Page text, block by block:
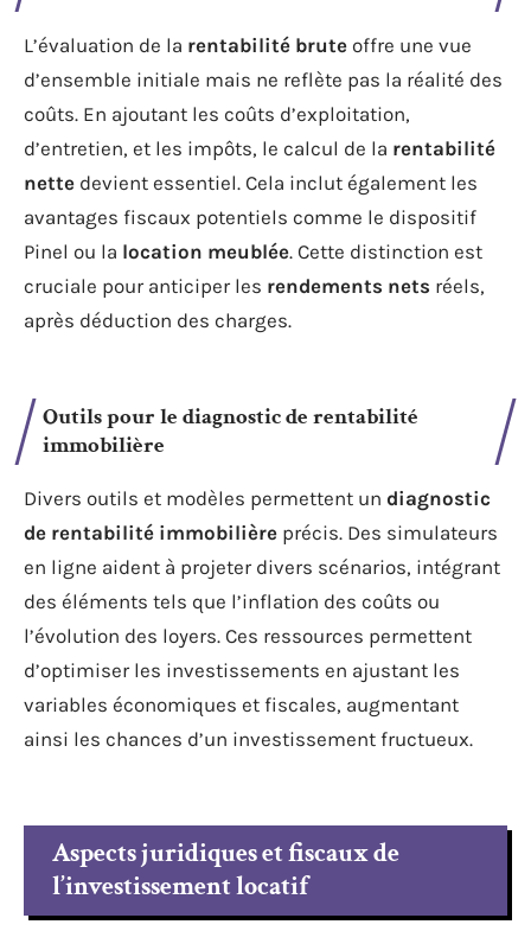
L’évaluation de la rentabilité brute offre une vue
d’ensemble initiale mais ne reflète pas la réalité des
coûts. En ajoutant les coûts d’exploitation,
d’entretien, et les impôts, le calcul de la rentabilité
nette devient essentiel. Cela inclut également les
avantages fiscaux potentiels comme le dispositif
Pinel ou la location meublée. Cette distinction est
cruciale pour anticiper les rendements nets réels,
après déduction des charges.
Outils pour le diagnostic de rentabilité
immobilière
Divers outils et modèles permettent un diagnostic
de rentabilité immobilière précis. Des simulateurs
en ligne aident à projeter divers scénarios, intégrant
des éléments tels que l’inflation des coûts ou
l’évolution des loyers. Ces ressources permettent
d’optimiser les investissements en ajustant les
variables économiques et fiscales, augmentant
ainsi les chances d’un investissement fructueux.
Aspects juridiques et fiscaux de
l’investissement locatif